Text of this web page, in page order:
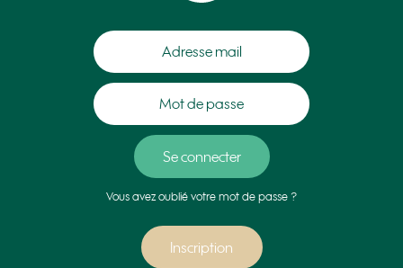
Vous avez oublié votre mot de passe ?
Inscription